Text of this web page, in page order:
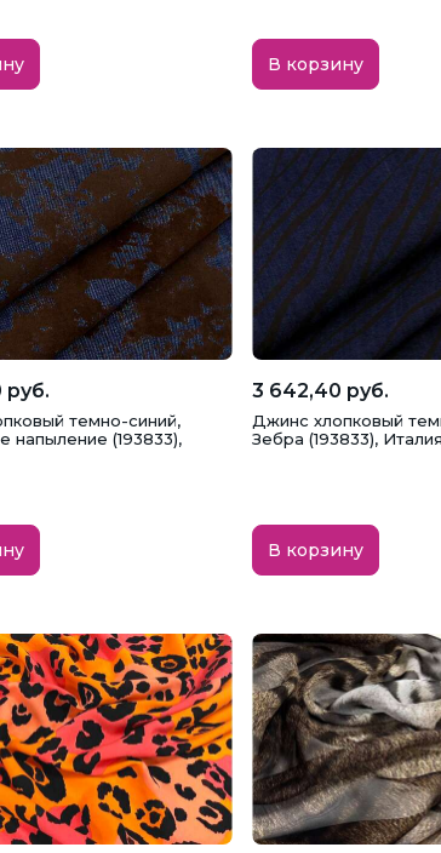
В корзину
руб.
темно-синий,
напыление (193833),
3 642,40 руб.
Джинс хлопковый
Зебра (193833), Италия
В корзину